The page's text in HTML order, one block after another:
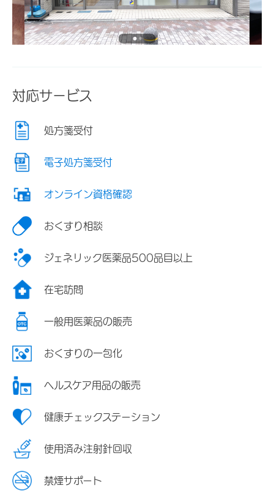
対応サービス
処方箋受付
電子処方箋受付
オンライン資格確認
おくすり相談
ジェネリック医薬品500品目以上
在宅訪問
一般用医薬品の販売
おくすりの一包化
ヘルスケア用品の販売
健康チェックステーション
使用済み注射針回収
禁煙サポート